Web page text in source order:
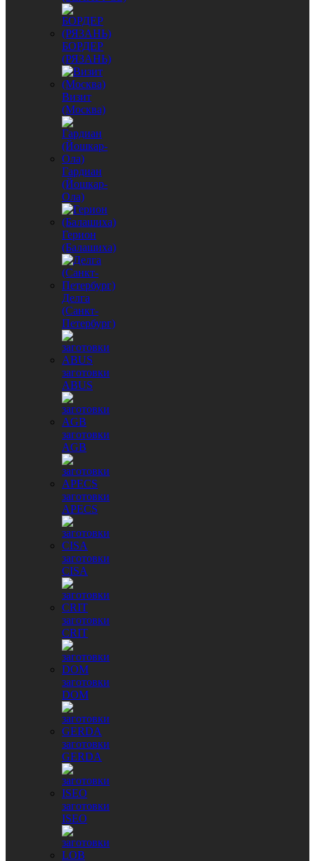
БОРДЕР
(РЯЗАНЬ)
Визит
(Москва)
Гардиан
(Йошкар-
Ола)
Герион
(Балашиха)
Делга
(Санкт-
Петербург)
заготовки
ABUS
заготовки
AGB
заготовки
APECS
заготовки
CISA
заготовки
CRIT
заготовки
DOM
заготовки
GERDA
заготовки
ISEO